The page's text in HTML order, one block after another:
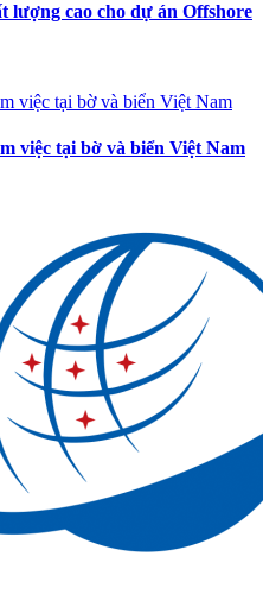
lượng cao cho dự án Offshore
việc tại bờ và biển Việt Nam